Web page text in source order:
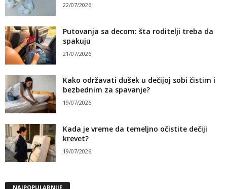
22/07/2026
Putovanja sa decom: šta roditelji treba da
spakuju
21/07/2026
Kako održavati dušek u dečijoj sobi čistim i
bezbednim za spavanje?
19/07/2026
Kada je vreme da temeljno očistite dečiji
krevet?
19/07/2026
NAJPOPULARNIJE